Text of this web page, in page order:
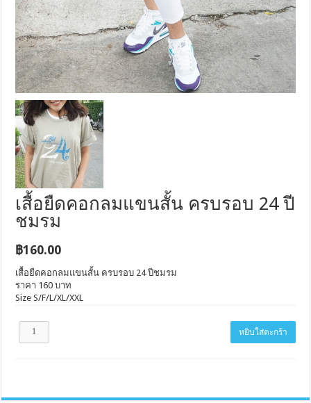
เสื้อยืดคอกลมแขนสั้น ครบรอบ 24 ปี
ชมรม
฿160.00
เสื้อยืดคอกลมแขนสั้น ครบรอบ 24 ปีชมรม
ราคา 160 บาท
Size S/F/L/XL/XXL
หยิบใส่ตะกร้า